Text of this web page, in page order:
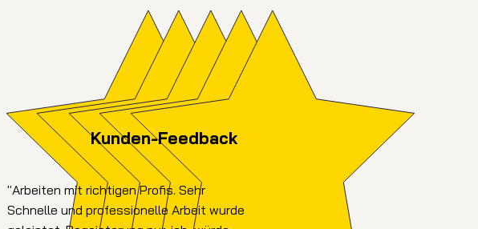
Kunden-Feedback
"Arbeiten mit richtigen Profis. Sehr
Schnelle und professionelle Arbeit wurde